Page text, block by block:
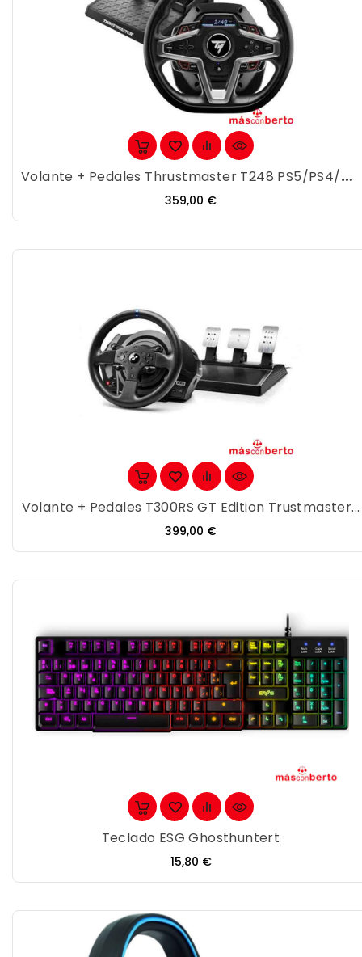
Volante + Pedales Thrustmaster T248 PS5/PS4/PC...
Precio
359,00 €
Volante + Pedales T300RS GT Edition Trustmaster...
Precio
399,00 €
Teclado ESG Ghosthuntert
Precio
15,80 €